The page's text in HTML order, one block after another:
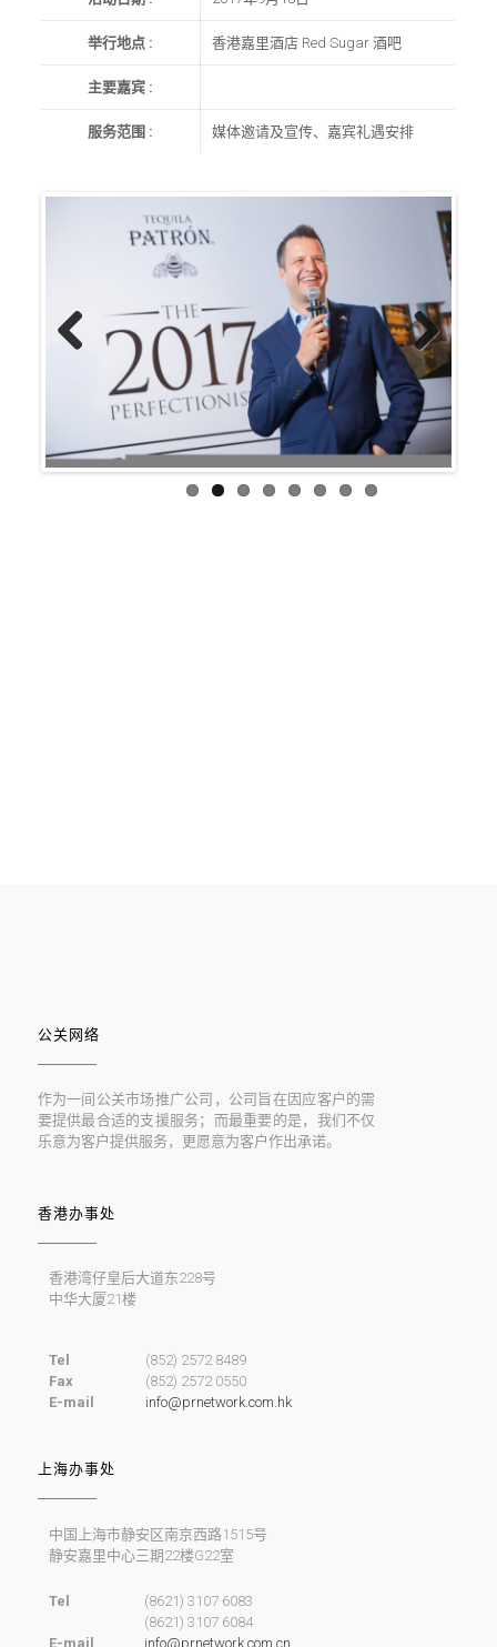
举行地点 : 香港嘉里酒店 Red Sugar 酒吧
主要嘉宾 :
服务范围 : 媒体邀请及宣传、嘉宾礼遇安排
Next
公关网络
作为一间公关巿场推广公司，公司旨在因应客户的需
要提供最合适的支援服务；而最重要的是，我们不仅
乐意为客户提供服务，更愿意为客户作出承诺。
香港办事处
香港湾仔皇后大道东228号
中华大厦21楼
Tel
Fax
E-mail
(852) 2572 8489
(852) 2572 0550
info@prnetwork.com.hk
上海办事处
中国上海市静安区南京西路1515号
静安嘉里中心三期22楼G22室
Tel
E-mail
(8621) 3107 6083
(8621) 3107 6084
info@prnetwork.com.cn